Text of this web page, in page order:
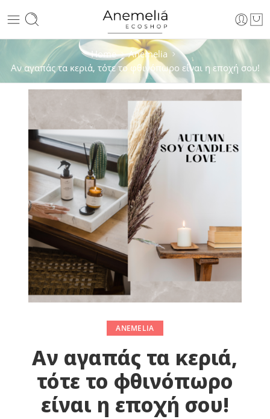
Home
Anemelia
Αν αγαπάς τα κεριά, τότε το φθινόπωρο είναι η εποχή σου!
ANEMELIA
Αν αγαπάς τα κεριά,
τότε το φθινόπωρο
είναι η εποχή σου!